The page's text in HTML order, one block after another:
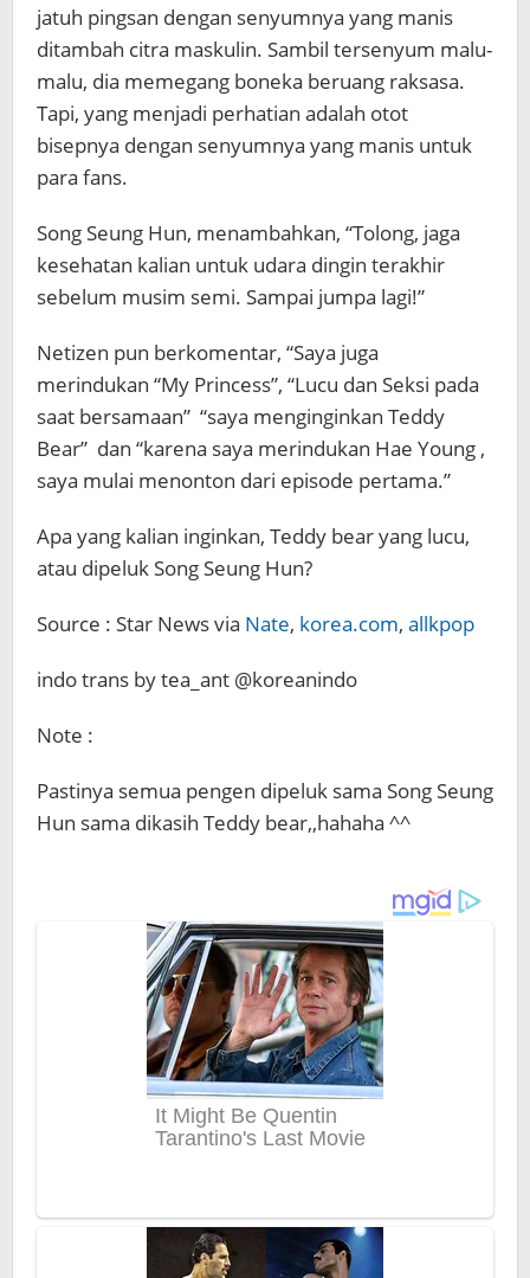
jatuh pingsan dengan senyumnya yang manis
ditambah citra maskulin. Sambil tersenyum malu-
malu, dia memegang boneka beruang raksasa.
Tapi, yang menjadi perhatian adalah otot
bisepnya dengan senyumnya yang manis untuk
para fans.
Song Seung Hun, menambahkan, “Tolong, jaga
kesehatan kalian untuk udara dingin terakhir
sebelum musim semi. Sampai jumpa lagi!”
Netizen pun berkomentar, “Saya juga
merindukan “My Princess”, “Lucu dan Seksi pada
saat bersamaan” “saya menginginkan Teddy
Bear” dan “karena saya merindukan Hae Young ,
saya mulai menonton dari episode pertama.”
Apa yang kalian inginkan, Teddy bear yang lucu,
atau dipeluk Song Seung Hun?
Source : Star News via Nate, korea.com, allkpop
indo trans by tea_ant @koreanindo
Note :
Pastinya semua pengen dipeluk sama Song Seung
Hun sama dikasih Teddy bear,,hahaha ^^